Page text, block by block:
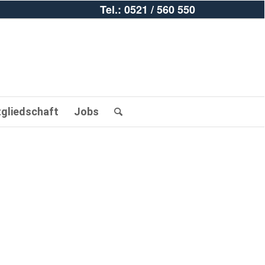
Tel.: 0521 / 560 550
Jobs